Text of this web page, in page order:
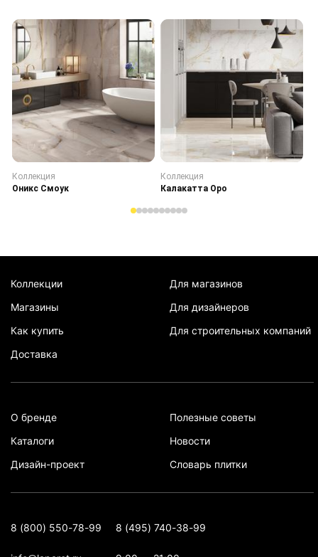
Коллекция
Оникс Смоук
Коллекция
Калакатта Оро
Коллекции
Магазины
Как купить
Доставка
Для магазинов
Для дизайнеров
Для строительных компаний
О бренде
Каталоги
Дизайн-проект
Полезные советы
Новости
Словарь плитки
8 (800) 550-78-99 8 (495) 740-38-99